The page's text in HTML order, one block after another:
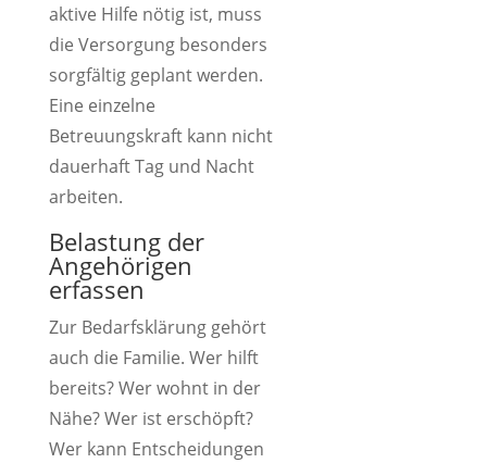
aktive Hilfe nötig ist, muss
die Versorgung besonders
sorgfältig geplant werden.
Eine einzelne
Betreuungskraft kann nicht
dauerhaft Tag und Nacht
arbeiten.
Belastung der
Angehörigen
erfassen
Zur Bedarfsklärung gehört
auch die Familie. Wer hilft
bereits? Wer wohnt in der
Nähe? Wer ist erschöpft?
Wer kann Entscheidungen